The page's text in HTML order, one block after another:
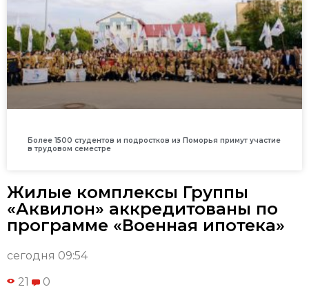
Более 1500 студентов и подростков из Поморья примут участие
в трудовом семестре
Жилые комплексы Группы
«Аквилон» аккредитованы по
программе «Военная ипотека»
сегодня 09:54
21 0